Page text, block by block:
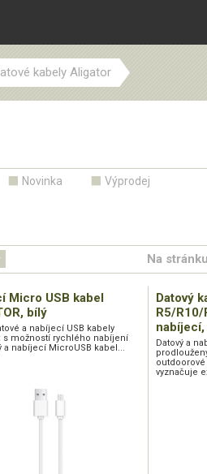
kabely Aligator
Novinka Výprodej
Na
Micro USB kabel
bílý
a nabíjecí USB kabely
s možností rychlého nabíjení
a nabíjecí MicroUSB kabel...
Datový
R5/
Datový a
outdoorové
vyznačuje